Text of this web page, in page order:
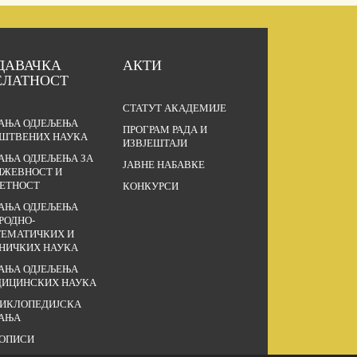
ОДЈЕЉЕЊА
НАУКА
ОДЈЕЉЕЊА ЗА
И
ОДЈЕЉЕЊА
И
НАУКА
ОДЈЕЉЕЊА
НАУКА
АКТИ
СТАТУТ АКАДЕМИЈЕ
ПРОГРАМ РАДА И
ИЗВЈЕШТАЈИ
ЈАВНЕ НАБАВКЕ
КОНКУРСИ